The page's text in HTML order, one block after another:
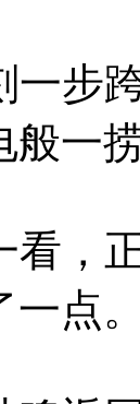
步
般一
，
点。